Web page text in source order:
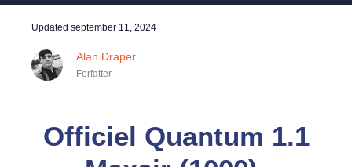
Updated september 11, 2024
Alan Draper
Forfatter
Officiel Quantum 1.1